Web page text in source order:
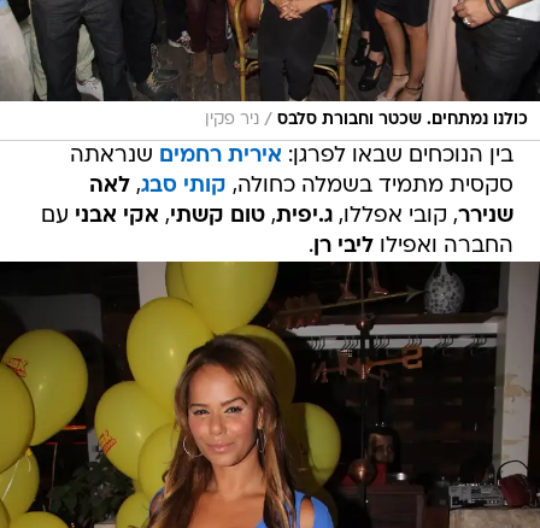
כולנו נמתחים. שכטר וחבורת סלבס / ניר פקין
בין הנוכחים שבאו לפרגן: אירית רחמים שנראתה
סקסית מתמיד בשמלה כחולה, קותי סבג,לאה
שנירר, קובי אפללו,ג.יפית,טום קשתי, אקי אבני עם
החברה ואפילוליבי רן.